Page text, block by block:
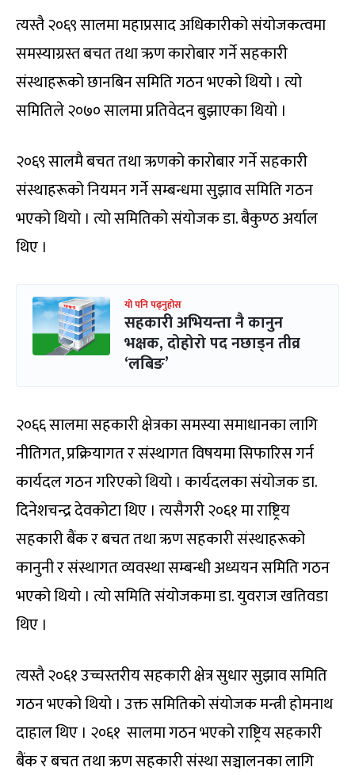
त्यस्तै २०६९ सालमा महाप्रसाद अधिकारीको संयोजकत्वमा
समस्याग्रस्त बचत तथा ऋण कारोबार गर्ने सहकारी
संस्थाहरूको छानबिन समिति गठन भएको थियो । त्यो
समितिले २०७० सालमा प्रतिवेदन बुझाएका थियो ।
२०६९ सालमै बचत तथा ऋणको कारोबार गर्ने सहकारी
संस्थाहरूको नियमन गर्ने सम्बन्धमा सुझाव समिति गठन
भएको थियो । त्यो समितिको संयोजक डा. बैकुण्ठ अर्याल
थिए ।
यो पनि पढ्नुहोस
सहकारी अभियन्ता नै कानुन
भक्षक, दोहोरो पद नछाड्न तीव्र
‘लबिङ’
२०६६ सालमा सहकारी क्षेत्रका समस्या समाधानका लागि
नीतिगत, प्रक्रियागत र संस्थागत विषयमा सिफारिस गर्न
कार्यदल गठन गरिएको थियो । कार्यदलका संयोजक डा.
दिनेशचन्द्र देवकोटा थिए । त्यसैगरी २०६१ मा राष्ट्रिय
सहकारी बैंक र बचत तथा ऋण सहकारी संस्थाहरूको
कानुनी र संस्थागत व्यवस्था सम्बन्धी अध्ययन समिति गठन
भएको थियो । त्यो समिति संयोजकमा डा. युवराज खतिवडा
थिए ।
त्यस्तै २०६१ उच्चस्तरीय सहकारी क्षेत्र सुधार सुझाव समिति
गठन भएको थियो । उक्त समितिको संयोजक मन्त्री होमनाथ
दाहाल थिए । २०६१ सालमा गठन भएको राष्ट्रिय सहकारी
बैंक र बचत तथा ऋण सहकारी संस्था सञ्चालनका लागि